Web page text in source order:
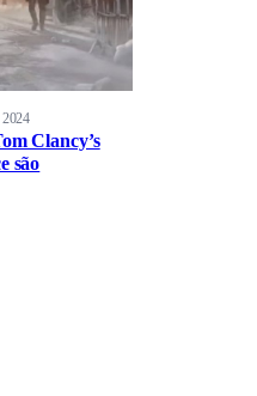
Clancy’s
são